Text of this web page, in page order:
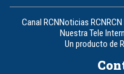
Canal RCNNoticias RCN
Nuestra Tele
Un producto de